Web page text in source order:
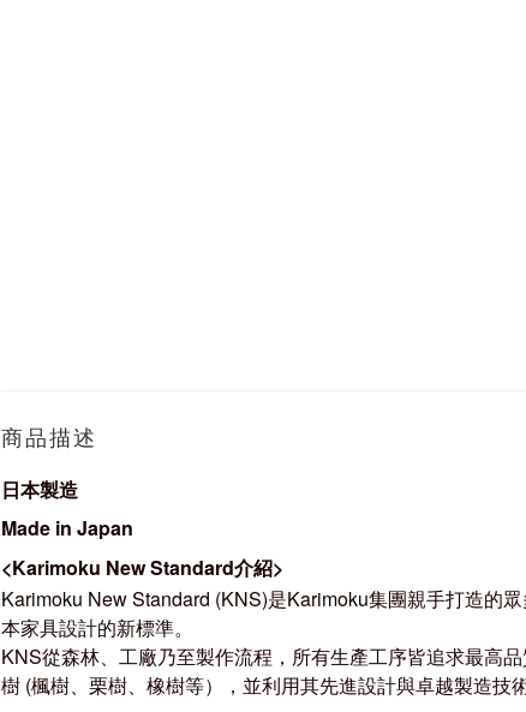
商品描述
日本製造
Made in Japan
<Karimoku New Standard介紹>
Karimoku New Standard (KNS)是Karimoku集團親手打造的
本家具設計的新標準。
KNS從森林、工廠乃至製作流程，所有生產工序皆追求最高
樹 (楓樹、栗樹、橡樹等），並利用其先進設計與卓越製造技